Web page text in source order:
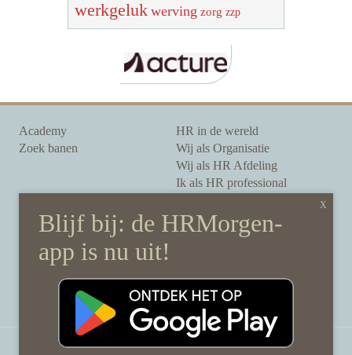
werkgeluk werving zorg zzp
Academy
Zoek banen
HR in de wereld
Wij als Organisatie
Wij als HR Afdeling
Ik als HR professional
Onze auteurs
Onze partners
Sponsoring
Over HRMorgen
Disclaimer & gedragscode